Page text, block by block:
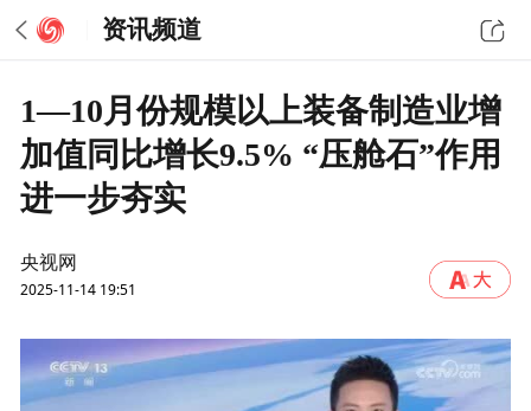
资讯频道
1—10月份规模以上装备制造业增
加值同比增长9.5% “压舱石”作用
进一步夯实
央视网
2025-11-14 19:51